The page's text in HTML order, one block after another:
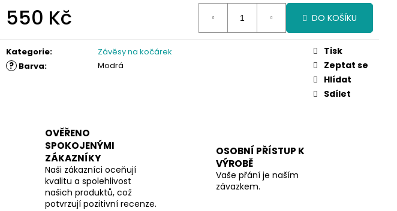
550 Kč DO KOŠÍKU
Kategorie: Závěsy na kočárek
? Barva: Modrá
Tisk
Zeptat se
Hlídat
Sdílet
OVĚŘENO
SPOKOJENÝMI
ZÁKAZNÍKY
Naši zákazníci oceňují
kvalitu a spolehlivost
našich produktů, což
potvrzují pozitivní recenze.
OSOBNÍ PŘÍSTUP K
VÝROBĚ
Vaše přání je naším
závazkem.